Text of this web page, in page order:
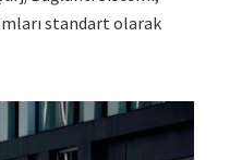
standart olarak